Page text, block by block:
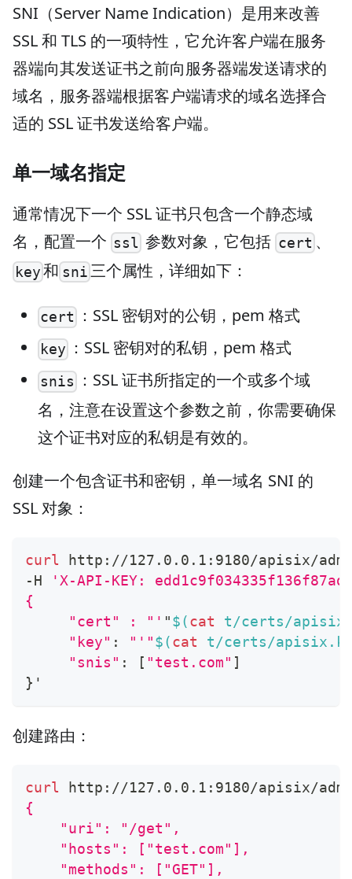
SNI（Server Name Indication）是用来改善
SSL 和 TLS 的一项特性，它允许客户端在服务
器端向其发送证书之前向服务器端发送请求的
域名，服务器端根据客户端请求的域名选择合
适的 SSL 证书发送给客户端。
单一域名指定
通常情况下一个 SSL 证书只包含一个静态域
名，配置一个 ssl 参数对象，它包括 cert 、
key 和 sni三个属性，详细如下：
cert ：SSL 密钥对的公钥，pem 格式
key ：SSL 密钥对的私钥，pem 格式
snis
：SSL 证书所指定的一个或多个域
名，注意在设置这个参数之前，你需要确保
这个证书对应的私钥是有效的。
创建一个包含证书和密钥，单一域名 SNI 的
SSL 对象：
curl http://127.0.0.1:9180/apisix/
-H
'X-API-KEY:
{
     "cert" : "'
"$(cat t/certs/
"key" : "'"$(cat t/certs/
"snis" : [ "test.com" ]
} '
创建路由：
curl http://127.0.0.1:9180/apisix/
{
    "uri": "/get",
    "hosts": ["test.com"],
    "methods": ["GET"],